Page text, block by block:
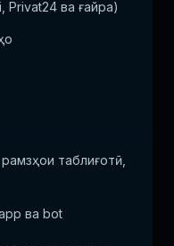
Privat24 ва ғайра)
таблиғотӣ,
ва bot